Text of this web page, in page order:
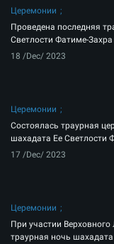
Церемонии
Проведена последняя
Светлости Фатиме-
18 /Dec/ 2023
Церемонии
Состоялась траурная
шахадата Ее
17 /Dec/ 2023
Церемонии
При участии
траурная ночь шахадата